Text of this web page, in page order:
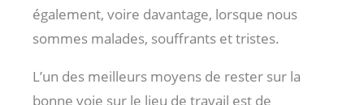
également, voire davantage, lorsque nous
sommes malades, souffrants et tristes.
L’un des meilleurs moyens de rester sur la
bonne voie sur le lieu de travail est de